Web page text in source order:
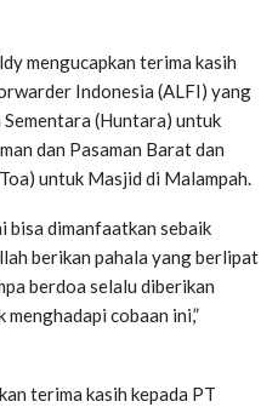
mengucapkan terima kasih
Indonesia (ALFI) yang
(Huntara) untuk
dan Pasaman Barat dan
untuk Masjid di Malampah.
bisa dimanfaatkan sebaik
berikan pahala yang berlipat
berdoa selalu diberikan
cobaan ini,”
terima kasih kepada PT